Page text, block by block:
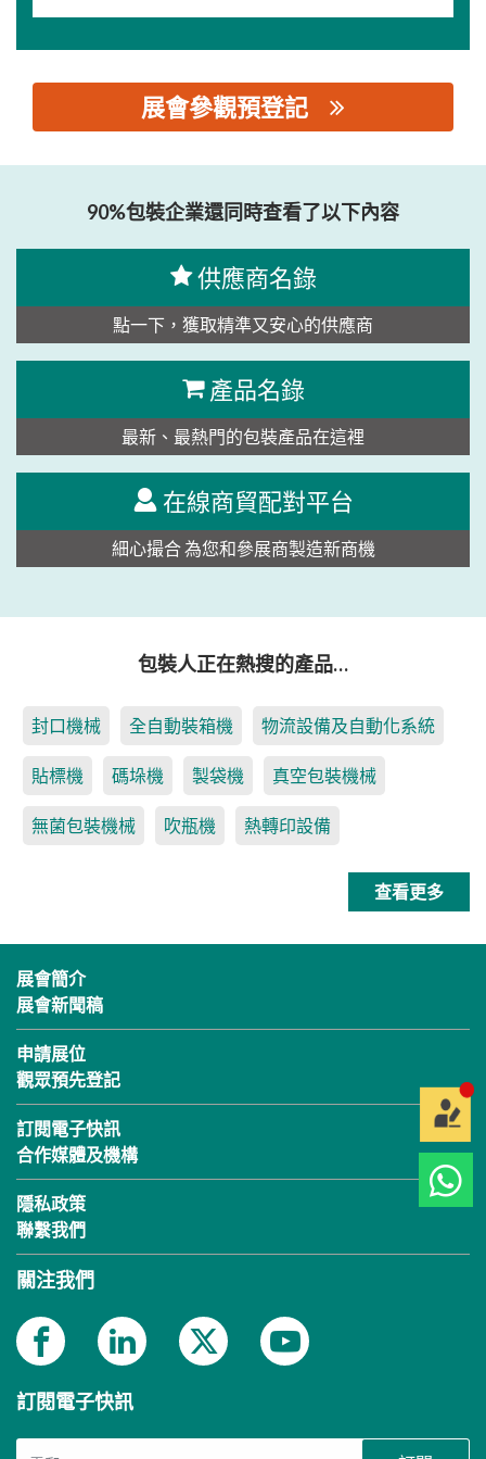
展會參觀預登記
90%包裝企業還同時查看了以下內容
供應商名錄
點一下，獲取精準又安心的供應商
產品名錄
最新、最熱門的包裝產品在這裡
在線商貿配對平台
細心撮合 為您和參展商製造新商機
包裝人正在熱搜的產品…
封口機械 全自動裝箱機 物流設備及自動化系統
貼標機 碼垛機 製袋機 真空包裝機械
無菌包裝機械 吹瓶機 熱轉印設備
查看更多
展會簡介
展會新聞稿
申請展位
觀眾預先登記
訂閱電子快訊
合作媒體及機構
隱私政策
聯繫我們
關注我們
訂閱電子快訊